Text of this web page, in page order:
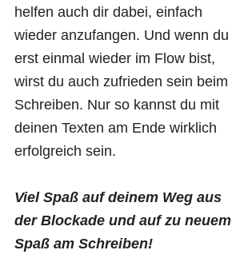
helfen auch dir dabei, einfach
wieder anzufangen. Und wenn du
erst einmal wieder im Flow bist,
wirst du auch zufrieden sein beim
Schreiben. Nur so kannst du mit
deinen Texten am Ende wirklich
erfolgreich sein.
Viel Spaß auf deinem Weg aus
der Blockade und auf zu neuem
Spaß am Schreiben!